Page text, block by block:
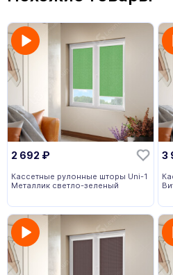
2 692 ₽
Кассетные рулонные шторы Uni-1
Металлик светло-зеленый
3